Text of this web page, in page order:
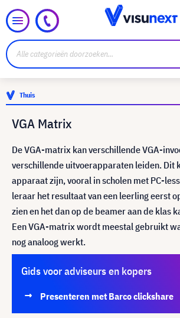
Thuis
VGA Matrix
De VGA-matrix kan verschillende VGA-
verschillende uitvoerapparaten leiden. Dit
apparaat zijn, vooral in scholen met PC-
leraar het resultaat van een leerling eerst
zien en het dan op de beamer aan de klas
Een VGA-matrix wordt meestal gebruikt
nog analoog werkt.
Gids voor adviseurs en kopers
Presenteren met Barco clickshare